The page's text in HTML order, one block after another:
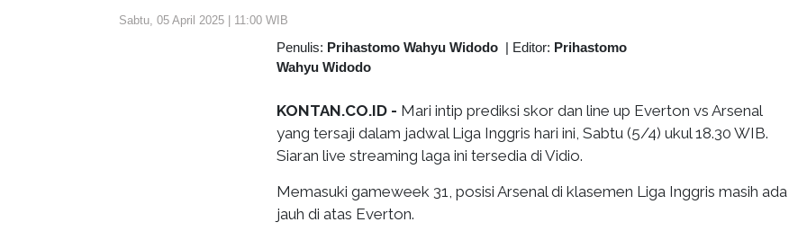
Sabtu, 05 April 2025 | 11:00 WIB
Penulis: Prihastomo Wahyu Widodo | Editor: Prihastomo
Wahyu Widodo
KONTAN.CO.ID - Mari intip prediksi skor dan line up Everton vs Arsenal
yang tersaji dalam jadwal Liga Inggris hari ini, Sabtu (5/4) ukul 18.30 WIB.
Siaran live streaming laga ini tersedia di Vidio.
Memasuki gameweek 31, posisi Arsenal di klasemen Liga Inggris masih ada
jauh di atas Everton.